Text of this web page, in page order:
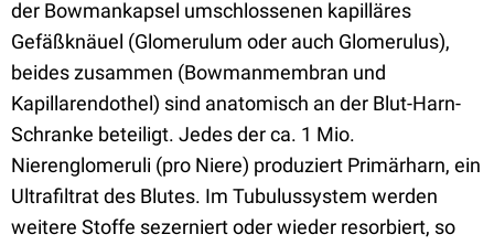
der Bowmankapsel umschlossenen kapilläres
Gefäßknäuel (Glomerulum oder auch Glomerulus),
beides zusammen (Bowmanmembran und
Kapillarendothel) sind anatomisch an der Blut-Harn-
Schranke beteiligt. Jedes der ca. 1 Mio.
Nierenglomeruli (pro Niere) produziert Primärharn, ein
Ultrafiltrat des Blutes. Im Tubulussystem werden
weitere Stoffe sezerniert oder wieder resorbiert, so